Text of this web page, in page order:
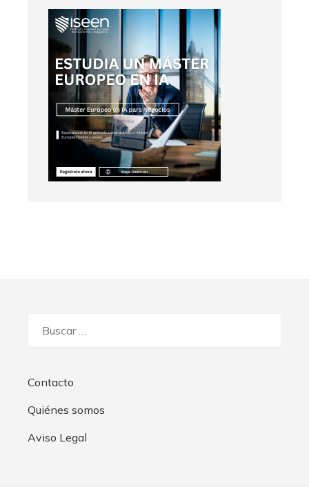
Contacto
Quiénes somos
Aviso Legal